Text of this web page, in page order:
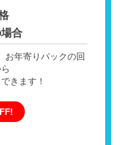
合
お年寄りパックの回
きます！